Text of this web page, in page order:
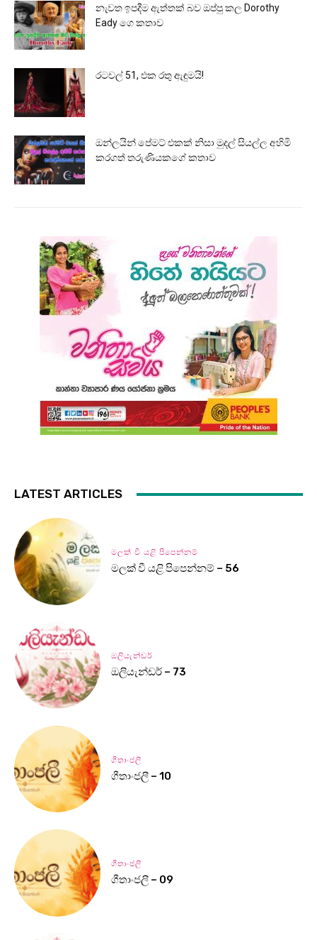
නැවත ඉපදීම ඇත්තක් බව ඔප්පු කල Dorothy
Eady ගෙ කතාව
රටවල් 51, එක රතු ඇඳුමයි!
ඔන්ලයින් පේමට් එකක් නිසා මුදල් සියල්ල අහිමි
කරගත් තරුණියකගේ කතාව
LATEST ARTICLES
මලක් වී යළි පිපෙන්නම්
මලක් වී යළි පිපෙන්නම් – 56
ඔලියැන්ඩර්
ඔලියැන්ඩර් – 73
ගීතාංජලී
ගීතාංජලී – 10
ගීතාංජලී
ගීතාංජලී – 09